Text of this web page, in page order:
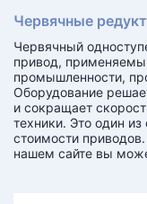
Червячные
Червячный
привод,
промышленности,
Оборудование
и сокращает
техники. Это один
стоимости
нашем сайте вы